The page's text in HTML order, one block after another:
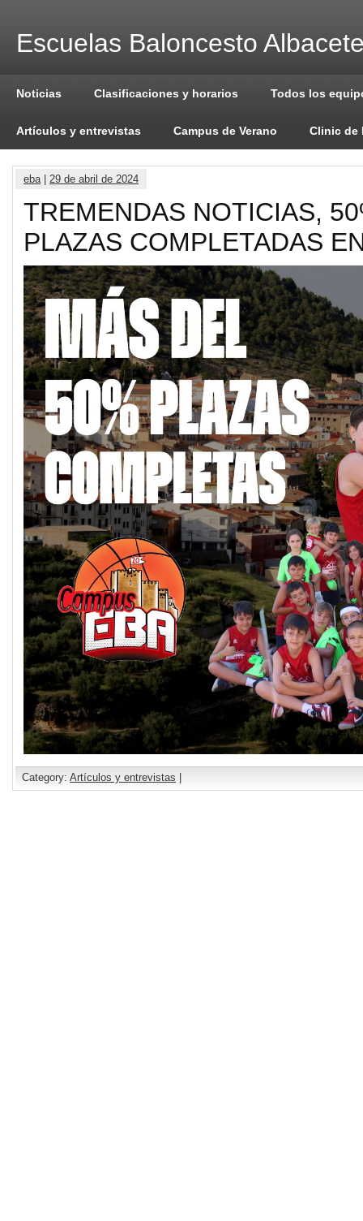
Escuelas Baloncesto
Noticias Clasificaciones y horarios Todos los
Artículos y entrevistas Campus de Verano Clinic de
eba| 29 de abril de 2024
TREMENDAS NOTICIAS,
PLAZAS COMPLETADAS
Category: Artículos y entrevistas